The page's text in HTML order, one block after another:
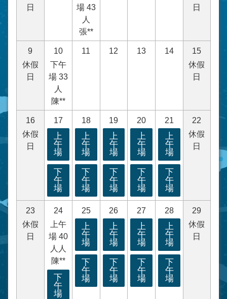
日
場 43
人
張**
日
9
休假
日
10
下午
場 33
人
陳**
11 12 13 14
15
休假
日
16
休假
日
17
上
午
場
下
午
場
18
上
午
場
下
午
場
19
上
午
場
下
午
場
20
上
午
場
下
午
場
21
上
午
場
下
午
場
22
休假
日
23
休假
日
24
上午
場 40
人人
陳**
下
午
場
25
上
午
場
下
午
場
26
上
午
場
下
午
場
27
上
午
場
下
午
場
28
上
午
場
下
午
場
29
休假
日